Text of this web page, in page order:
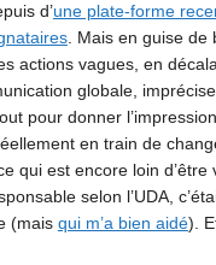
d’une plate-forme
. Mais en guise de
actions vagues, en
globale,
pour donner
en train de
qui est encore loin d’être
selon l’UDA,
(mais qui m’a bien aidé).